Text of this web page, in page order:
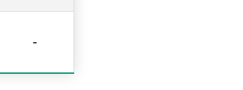
-